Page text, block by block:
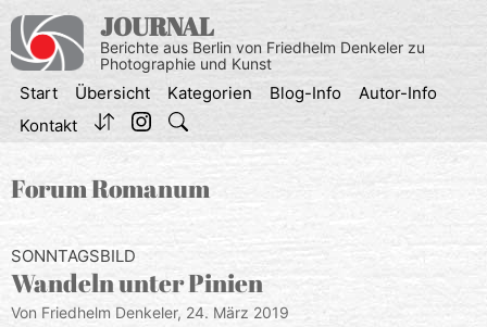
Inhalt
springen
JOURNAL
Berichte aus Berlin von Friedhelm Denkeler zu
Photographie und Kunst
Start Übersicht Kategorien Blog-Info
Autor-Info
Kontakt
Forum Romanum
SONNTAGSBILD
Wandeln unter Pinien
Von Friedhelm Denkeler, 24. März 2019